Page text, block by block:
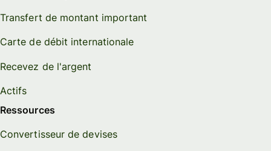
Transfert de montant important
Carte de débit internationale
Recevez de l'argent
Actifs
Ressources
Convertisseur de devises